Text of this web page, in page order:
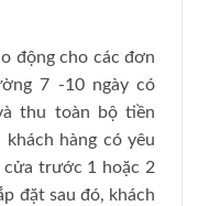
động cho các đơn
7 -10 ngày có
thu toàn bộ tiền
hàng có yêu
cửa trước 1 hoặc 2
đặt sau đó, khách